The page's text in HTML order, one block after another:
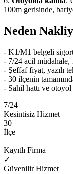
100m gerisinde,
Neden
- K1/M1 belgeli
- 7/24 acil müdahale,
- Şeffaf fiyat, yazılı
- 30 ilçenin
- Sahil hattı ve
7/24
Kesintisiz Hizmet
30+
İlçe
—
Kayıtlı Firma
✓
Güvenilir Hizmet